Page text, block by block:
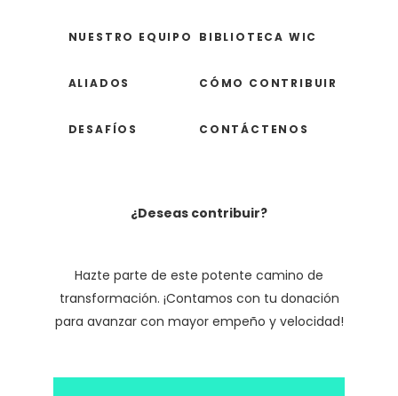
NUESTRO EQUIPO
ALIADOS
DESAFÍOS
BIBLIOTECA WIC
CÓMO CONTRIBUIR
CONTÁCTENOS
¿Deseas contribuir?
Hazte parte de este potente camino de
transformación. ¡Contamos con tu donación
para avanzar con mayor empeño y velocidad!